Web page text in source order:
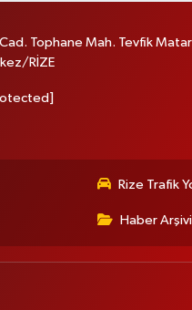
Tophane Mah. Tevfik
RİZE
Rize Trafik
Haber Arşivi